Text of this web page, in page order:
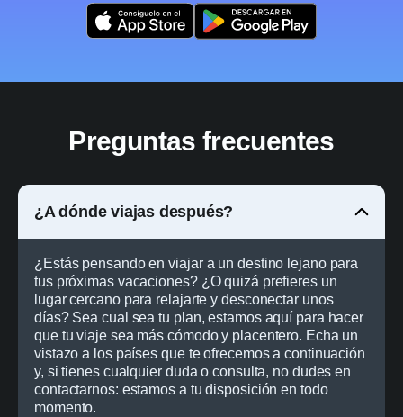
Preguntas frecuentes
¿A dónde viajas después?
¿Estás pensando en viajar a un destino lejano para
tus próximas vacaciones? ¿O quizá prefieres un
lugar cercano para relajarte y desconectar unos
días? Sea cual sea tu plan, estamos aquí para hacer
que tu viaje sea más cómodo y placentero. Echa un
vistazo a los países que te ofrecemos a continuación
y, si tienes cualquier duda o consulta, no dudes en
contactarnos: estamos a tu disposición en todo
momento.